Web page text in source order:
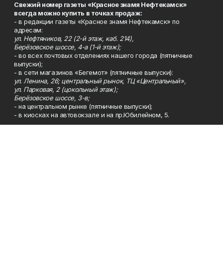
Свежий номер газеты «Красное знамя Нефтекамск»
всегда можно купить в точках продаж:
- в редакции газеты «Красное знамя Нефтекамск» по
адресам:
ул. Нефтяников, 22 (2-й этаж, каб. 214),
Берёзовское шоссе, 4-а (1-й этаж);
- во всех почтовых отделениях нашего города (пятничные
выпуски);
- в сети магазинов «Бегемот» (пятничные выпуски):
ул. Ленина, 26; центральный рынок, ТЦ «Центральный»,
ул. Парковая, 2 (цокольный этаж);
Берёзовское шоссе, 3-в;
- на центральном рынке (пятничные выпуски);
- в киосках на автовокзале и на пр.Юбилейном, 5.